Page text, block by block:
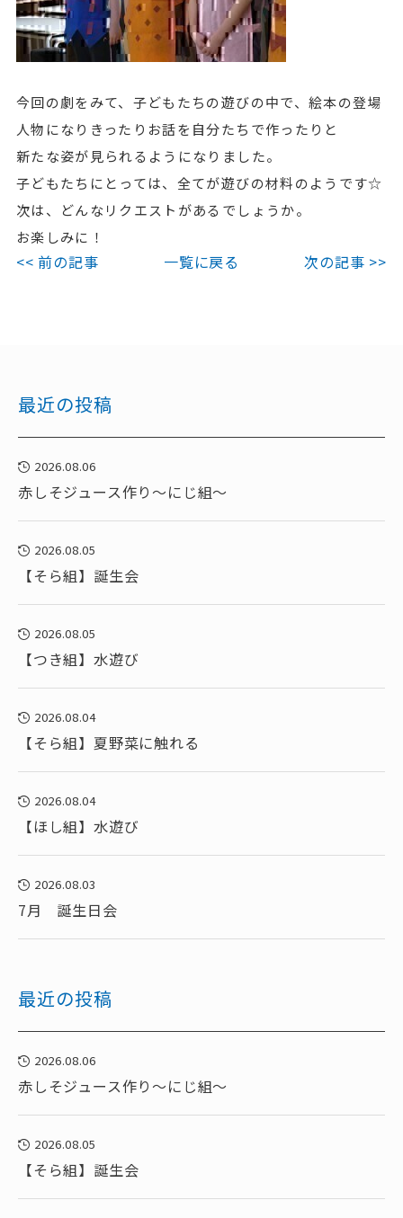
今回の劇をみて、子どもたちの遊びの中で、絵本の登場
人物になりきったりお話を自分たちで作ったりと
新たな姿が見られるようになりました。
子どもたちにとっては、全てが遊びの材料のようです☆
次は、どんなリクエストがあるでしょうか。
お楽しみに！
<< 前の記事 一覧に戻る 次の記事 >>
最近の投稿
2026.08.06
赤しそジュース作り～にじ組～
2026.08.05
【そら組】誕生会
2026.08.05
【つき組】水遊び
2026.08.04
【そら組】夏野菜に触れる
2026.08.04
【ほし組】水遊び
2026.08.03
7月 誕生日会
最近の投稿
2026.08.06
赤しそジュース作り～にじ組～
2026.08.05
【そら組】誕生会